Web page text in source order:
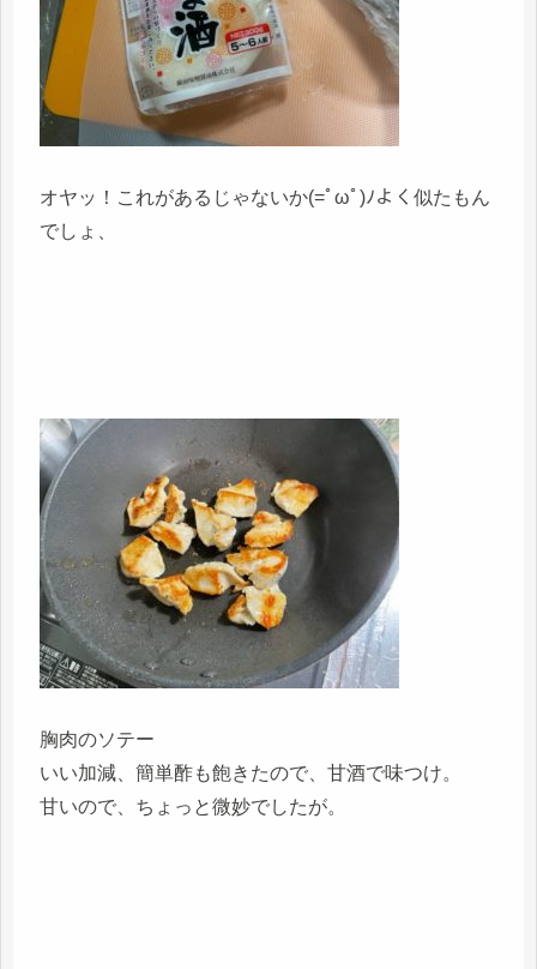
オヤッ！これがあるじゃないか(=ﾟωﾟ)ﾉよく似たもん
でしょ、
胸肉のソテー
いい加減、簡単酢も飽きたので、甘酒で味つけ。
甘いので、ちょっと微妙でしたが。